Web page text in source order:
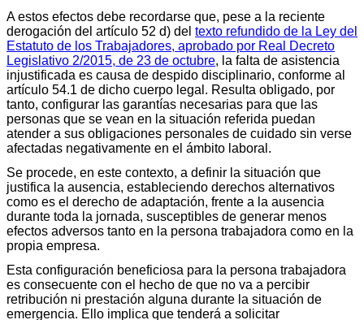
A estos efectos debe recordarse que, pese a la reciente
derogación del artículo 52 d) del texto refundido de la Ley del
Estatuto de los Trabajadores, aprobado por Real Decreto
Legislativo 2/2015, de 23 de octubre, la falta de asistencia
injustificada es causa de despido disciplinario, conforme al
artículo 54.1 de dicho cuerpo legal. Resulta obligado, por
tanto, configurar las garantías necesarias para que las
personas que se vean en la situación referida puedan
atender a sus obligaciones personales de cuidado sin verse
afectadas negativamente en el ámbito laboral.
Se procede, en este contexto, a definir la situación que
justifica la ausencia, estableciendo derechos alternativos
como es el derecho de adaptación, frente a la ausencia
durante toda la jornada, susceptibles de generar menos
efectos adversos tanto en la persona trabajadora como en la
propia empresa.
Esta configuración beneficiosa para la persona trabajadora
es consecuente con el hecho de que no va a percibir
retribución ni prestación alguna durante la situación de
emergencia. Ello implica que tenderá a solicitar